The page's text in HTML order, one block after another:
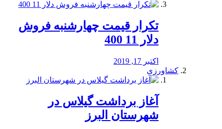
تکرار قیمت چهارشنبه فروش
دلار 11 400
اکتبر 17, 2019
کشاورزی
آغاز برداشت گیلاس در
شهرستان البرز